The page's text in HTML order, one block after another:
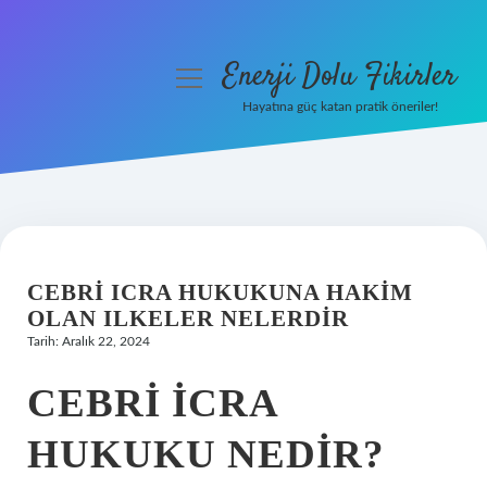
Hakkımızda
menüyüEnerji Dolu Fikirler
Hayatına güç katan pratik öneriler!
CEBRI ICRA HUKUKUNA HAKIM
OLAN ILKELER NELERDIR
Tarih: Aralık 22, 2024
CEBRI ICRA
HUKUKU NEDIR?